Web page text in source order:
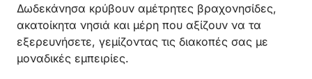
Δωδεκάνησα κρύβουν αμέτρητες βραχονησίδες,
ακατοίκητα νησιά και μέρη που αξίζουν να τα
εξερευνήσετε, γεμίζοντας τις διακοπές σας με
μοναδικές εμπειρίες.